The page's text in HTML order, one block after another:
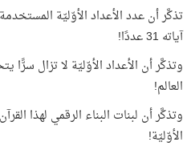
تذكَّر أن عدد الأعداد الأوّليّة
آياته 31 عددًا!
وتذكَّر أن الأعداد الأوّليّة لا تزال سرًّا
العالم!
وتذكَّر أن لبنات البناء الرقمي لهذا
الأوّليّة!